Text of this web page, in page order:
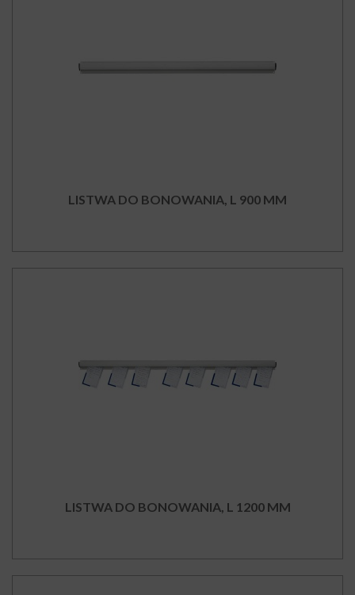
LISTWA DO BONOWANIA, L 900 MM
LISTWA DO BONOWANIA, L 1200 MM